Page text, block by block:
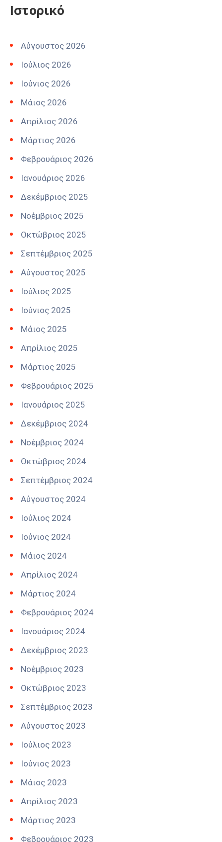
Ιστορικό
Αύγουστος 2026
Ιούλιος 2026
Ιούνιος 2026
Μάιος 2026
Απρίλιος 2026
Μάρτιος 2026
Φεβρουάριος 2026
Ιανουάριος 2026
Δεκέμβριος 2025
Νοέμβριος 2025
Οκτώβριος 2025
Σεπτέμβριος 2025
Αύγουστος 2025
Ιούλιος 2025
Ιούνιος 2025
Μάιος 2025
Απρίλιος 2025
Μάρτιος 2025
Φεβρουάριος 2025
Ιανουάριος 2025
Δεκέμβριος 2024
Νοέμβριος 2024
Οκτώβριος 2024
Σεπτέμβριος 2024
Αύγουστος 2024
Ιούλιος 2024
Ιούνιος 2024
Μάιος 2024
Απρίλιος 2024
Μάρτιος 2024
Φεβρουάριος 2024
Ιανουάριος 2024
Δεκέμβριος 2023
Νοέμβριος 2023
Οκτώβριος 2023
Σεπτέμβριος 2023
Αύγουστος 2023
Ιούλιος 2023
Ιούνιος 2023
Μάιος 2023
Απρίλιος 2023
Μάρτιος 2023
Φεβρουάριος 2023